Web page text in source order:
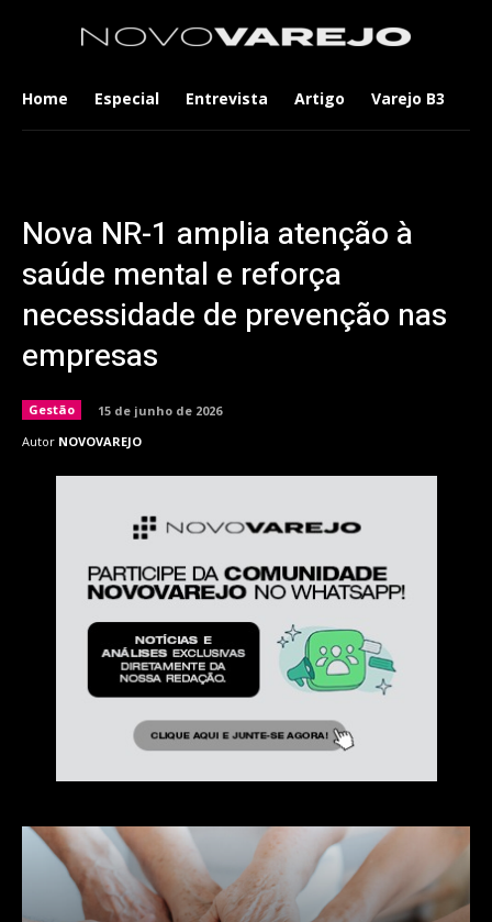
Home Especial Entrevista Artigo Varejo B3
Nova NR-1 amplia atenção à
saúde mental e reforça
necessidade de prevenção nas
empresas
Gestão
15 de junho de 2026
Autor NOVOVAREJO